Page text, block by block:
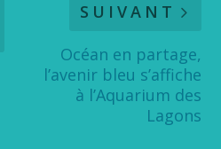
SUIVANT
Océan en partage,
l’avenir bleu s’affiche
à l’Aquarium des
Lagons